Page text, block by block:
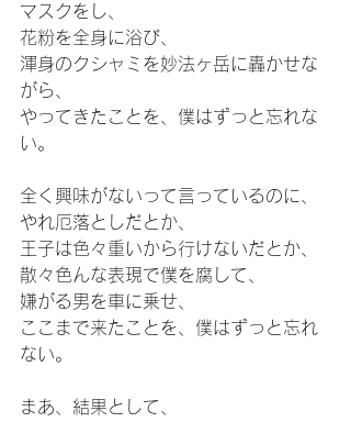
マスクをし、
花粉を全身に浴び、
渾身のクシャミを妙法ヶ岳に轟かせな
がら、
やってきたことを、僕はずっと忘れな
い。
全く興味がないって言っているのに、
やれ厄落としだとか、
王子は色々重いから行けないだとか、
散々色んな表現で僕を腐して、
嫌がる男を車に乗せ、
ここまで来たことを、僕はずっと忘れ
ない。
まあ、結果として、